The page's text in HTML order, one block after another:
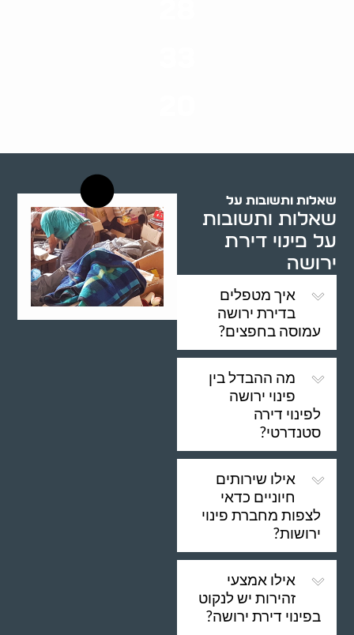
שאלות ותשובות על
שאלות ותשובות
על פינוי דירת
ירושה
איך מטפלים
בדירת ירושה
עמוסה בחפצים?
מה ההבדל בין
פינוי ירושה
לפינוי דירה
סטנדרטי?
אילו שירותים
חיוניים כדאי
לצפות מחברת פינוי
ירושות?
אילו אמצעי
זהירות יש לנקוט
בפינוי דירת ירושה?